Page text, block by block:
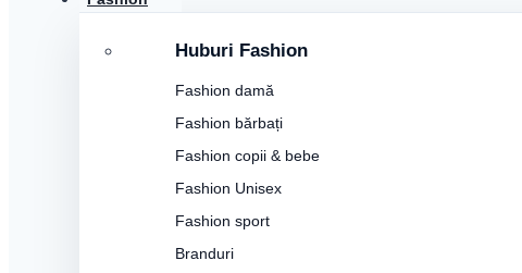
Huburi Fashion
Fashion damă
Fashion bărbați
Fashion copii & bebe
Fashion Unisex
Fashion sport
Branduri